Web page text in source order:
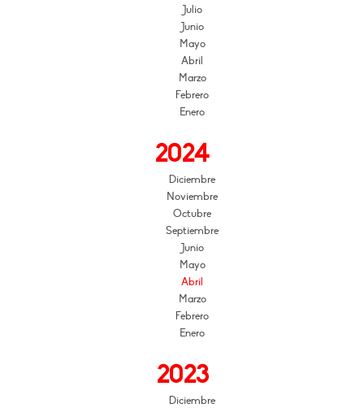
Julio
Junio
Mayo
Abril
Marzo
Febrero
Enero
2024
Diciembre
Noviembre
Octubre
Septiembre
Junio
Mayo
Abril
Marzo
Febrero
Enero
2023
Diciembre